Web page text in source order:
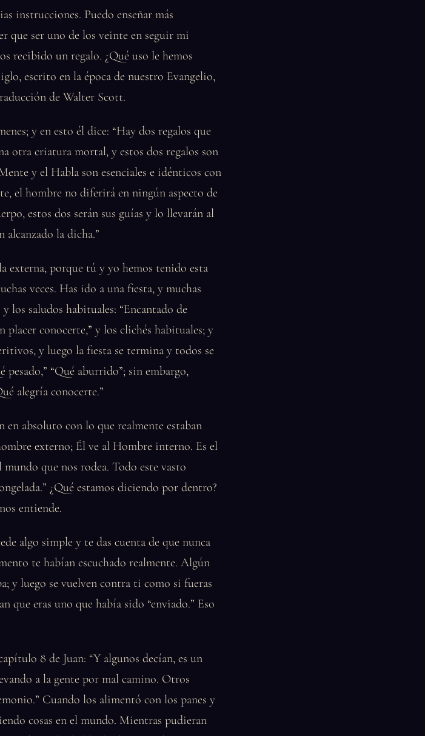
instrucciones. Puedo enseñar más
que ser uno de los veinte en seguir mi
recibido un regalo. ¿Qué uso le hemos
escrito en la época de nuestro Evangelio,
de Walter Scott.
y en esto él dice: “Hay dos regalos que
otra criatura mortal, y estos dos regalos son
y el Habla son esenciales e idénticos con
el hombre no diferirá en ningún aspecto de
estos dos serán sus guías y lo llevarán al
alcanzado la dicha.”
externa, porque tú y yo hemos tenido esta
veces. Has ido a una fiesta, y muchas
los saludos habituales: “Encantado de
placer conocerte,” y los clichés habituales; y
y luego la fiesta se termina y todos se
pesado,” “Qué aburrido”; sin embargo,
alegría conocerte.”
en absoluto con lo que realmente estaban
externo; Él ve al Hombre interno. Es el
que nos rodea. Todo este vasto
¿Qué estamos diciendo por dentro?
entiende.
algo simple y te das cuenta de que nunca
te habían escuchado realmente. Algún
y luego se vuelven contra ti como si fueras
que eras uno que había sido “enviado.” Eso
8 de Juan: “Y algunos decían, es un
a la gente por mal camino. Otros
Cuando los alimentó con los panes y
cosas en el mundo. Mientras pudieran